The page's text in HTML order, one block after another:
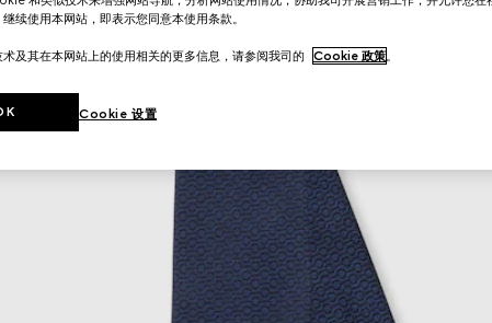
续使用本网站，即表示您同意本使用条款。
及其在本网站上的使用相关的更多信息，请参阅我司的 Cookie 政策。
Cookie 设置